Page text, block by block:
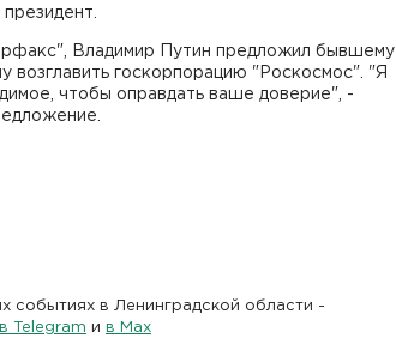
Владимир Путин предложил бывшему
возглавить госкорпорацию "Роскосмос". "Я
чтобы оправдать ваше доверие", -
событиях в Ленинградской области -
Telegram и в Maх